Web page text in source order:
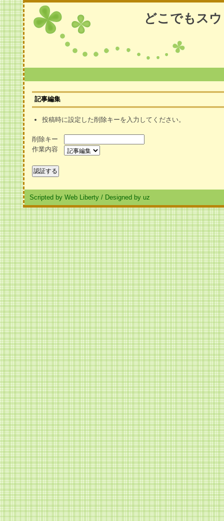
どこでもス
記事編集
投稿時に設定した削除キーを入力してください。
削除キー
作業内容
Scripted by Web Liberty / Designed by uz